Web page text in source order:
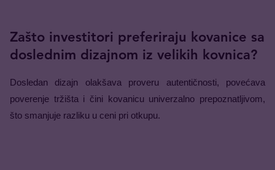
Zašto investitori preferiraju kovanice sa
doslednim dizajnom iz velikih kovnica?
Dosledan dizajn olakšava proveru autentičnosti, povećava
poverenje tržišta i čini kovanicu univerzalno prepoznatljivom,
što smanjuje razliku u ceni pri otkupu.